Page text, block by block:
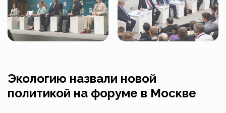
Экологию назвали новой
политикой на форуме в Москве